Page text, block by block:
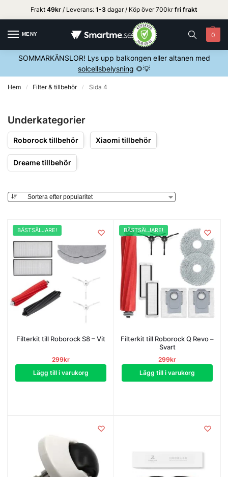
Frakt 49kr / Leverans: 1-3 dagar / Köp över 700krfri frakt
MENY 0
SOMMARKÄNSLOR! Lys upp balkongen eller altanen med
solcellsbelysning 🌻💡
Hem / Filter & tillbehör / Sida 4
Underkategorier
Roborock tillbehör Xiaomi tillbehör
Dreame tillbehör
BÄSTSÄLJARE!
Filterkit till Roborock S8 – Vit
299kr
Lägg till i varukorg
BÄSTSÄLJARE!
Filterkit till Roborock Q Revo –
Svart
299kr
Lägg till i varukorg